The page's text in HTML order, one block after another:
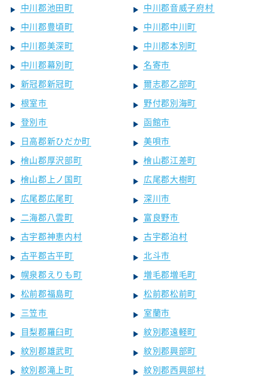
中川郡池田町
中川郡音威子府村
中川郡豊頃町
中川郡中川町
中川郡美深町
中川郡本別町
中川郡幕別町
名寄市
新冠郡新冠町
爾志郡乙部町
根室市
野付郡別海町
登別市
函館市
日高郡新ひだか町
美唄市
檜山郡厚沢部町
檜山郡江差町
檜山郡上ノ国町
広尾郡大樹町
広尾郡広尾町
深川市
二海郡八雲町
富良野市
古宇郡神恵内村
古宇郡泊村
古平郡古平町
北斗市
幌泉郡えりも町
増毛郡増毛町
松前郡福島町
松前郡松前町
三笠市
室蘭市
目梨郡羅臼町
紋別郡遠軽町
紋別郡雄武町
紋別郡興部町
紋別郡滝上町
紋別郡西興部村